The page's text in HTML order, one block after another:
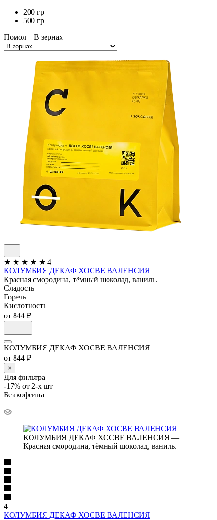
200 гр
500 гр
Помол—В зернах
★ ★ ★ ★ ★ 4
КОЛУМБИЯ ДЕКАФ ХОСВЕ ВАЛЕНСИЯ
Красная смородина, тёмный шоколад, ваниль.
Сладость
Горечь
Кислотность
от 844 ₽
КОЛУМБИЯ ДЕКАФ ХОСВЕ ВАЛЕНСИЯ
от 844 ₽
×
Для фильтра
-17% от 2-х шт
Без кофеина
КОЛУМБИЯ ДЕКАФ ХОСВЕ ВАЛЕНСИЯ —
Красная смородина, тёмный шоколад, ваниль.
4
КОЛУМБИЯ ДЕКАФ ХОСВЕ ВАЛЕНСИЯ